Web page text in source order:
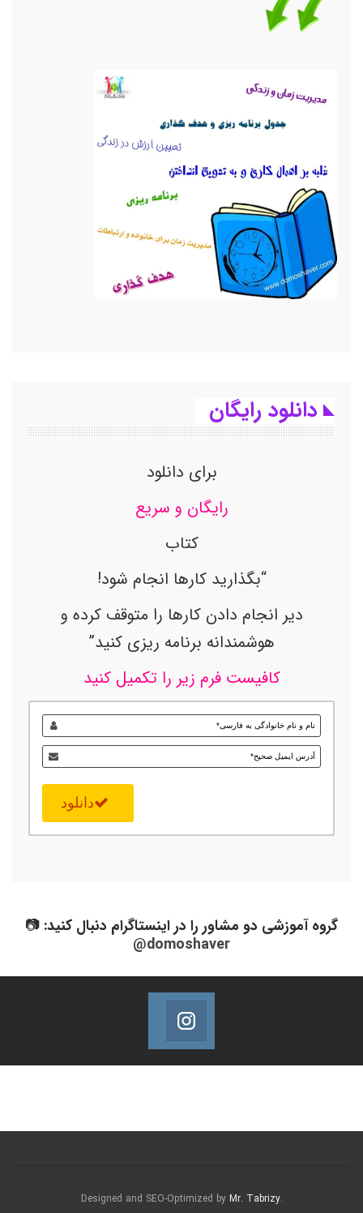
دانلود رایگان
برای دانلود
رایگان و سریع
کتاب
“بگذارید کارها انجام شود!
دیر انجام دادن کارها را متوقف کرده و
هوشمندانه برنامه ریزی کنید”
کافیست فرم زیر را تکمیل کنید
دانلود
گروه آموزشی دو مشاور را در اینستاگرام دنبال کنید: 📷
@domoshaver
.Designed and SEO-Optimized by
Mr. Tabrizy